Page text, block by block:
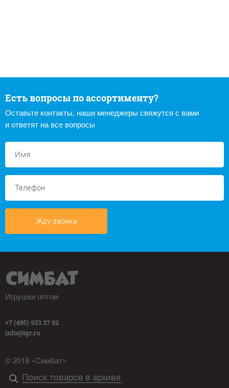
Есть вопросы по ассортименту?
Оставьте контакты, наши менеджеры свяжутся с вами
и ответят на все вопросы
Жду звонка
Игрушки оптом
+7 (495) 933 27 02
info@igr.ru
© 2018 «Симбат»